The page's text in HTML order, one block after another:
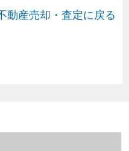
動産売却・査定に戻る
情報（2023年1～